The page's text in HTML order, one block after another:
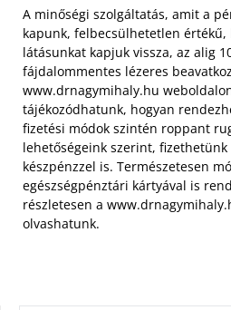
A minőségi szolgáltatás, amit a
kapunk, felbecsülhetetlen értékű,
látásunkat kapjuk vissza, az alig
fájdalommentes lézeres
www.drnagymihaly.hu
tájékozódhatunk, hogyan
fizetési módok szintén roppant
lehetőségeink szerint,
készpénzzel is. Természetesen
egészségpénztári kártyával is
részletesen a
olvashatunk.